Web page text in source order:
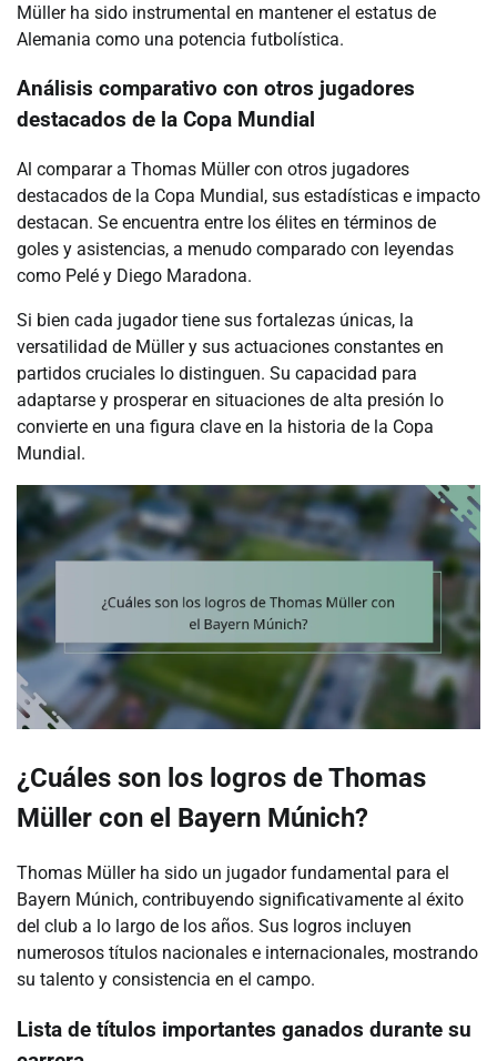
Müller ha sido instrumental en mantener el estatus de
Alemania como una potencia futbolística.
Análisis comparativo con otros jugadores
destacados de la Copa Mundial
Al comparar a Thomas Müller con otros jugadores
destacados de la Copa Mundial, sus estadísticas e impacto
destacan. Se encuentra entre los élites en términos de
goles y asistencias, a menudo comparado con leyendas
como Pelé y Diego Maradona.
Si bien cada jugador tiene sus fortalezas únicas, la
versatilidad de Müller y sus actuaciones constantes en
partidos cruciales lo distinguen. Su capacidad para
adaptarse y prosperar en situaciones de alta presión lo
convierte en una figura clave en la historia de la Copa
Mundial.
¿Cuáles son los logros de Thomas
Müller con el Bayern Múnich?
Thomas Müller ha sido un jugador fundamental para el
Bayern Múnich, contribuyendo significativamente al éxito
del club a lo largo de los años. Sus logros incluyen
numerosos títulos nacionales e internacionales, mostrando
su talento y consistencia en el campo.
Lista de títulos importantes ganados durante su